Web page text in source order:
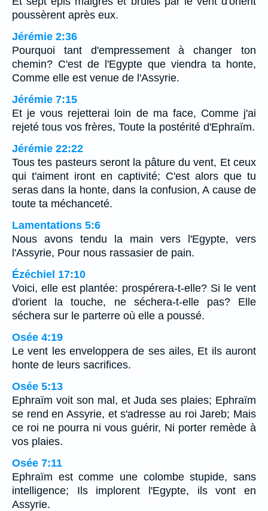
poussèrent après eux.
Jérémie 2:36
Pourquoi tant d'empressement à changer ton
chemin? C'est de l'Egypte que viendra ta honte,
Comme elle est venue de l'Assyrie.
Jérémie 7:15
Et je vous rejetterai loin de ma face, Comme j'ai
rejeté tous vos frères, Toute la postérité d'Ephraïm.
Jérémie 22:22
Tous tes pasteurs seront la pâture du vent, Et ceux
qui t'aiment iront en captivité; C'est alors que tu
seras dans la honte, dans la confusion, A cause de
toute ta méchanceté.
Lamentations 5:6
Nous avons tendu la main vers l'Egypte, vers
l'Assyrie, Pour nous rassasier de pain.
Ézéchiel 17:10
Voici, elle est plantée: prospérera-t-elle? Si le vent
d'orient la touche, ne séchera-t-elle pas? Elle
séchera sur le parterre où elle a poussé.
Osée 4:19
Le vent les enveloppera de ses ailes, Et ils auront
honte de leurs sacrifices.
Osée 5:13
Ephraïm voit son mal, et Juda ses plaies; Ephraïm
se rend en Assyrie, et s'adresse au roi Jareb; Mais
ce roi ne pourra ni vous guérir, Ni porter remède à
vos plaies.
Osée 7:11
Ephraïm est comme une colombe stupide, sans
intelligence; Ils implorent l'Egypte, ils vont en
Assyrie.